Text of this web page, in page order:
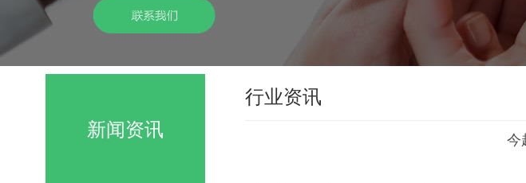
新闻资讯
行业资讯
今